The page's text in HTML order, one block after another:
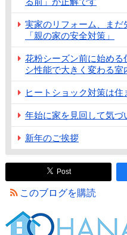
実家のリフォーム、まだ
「親の家の安全対策」
花粉シーズン前に始める
シ性能で大きく変わる室
ヒートショック対策は住
年始に家を見回して気づ
新年のご挨拶
Post
このブログを購読